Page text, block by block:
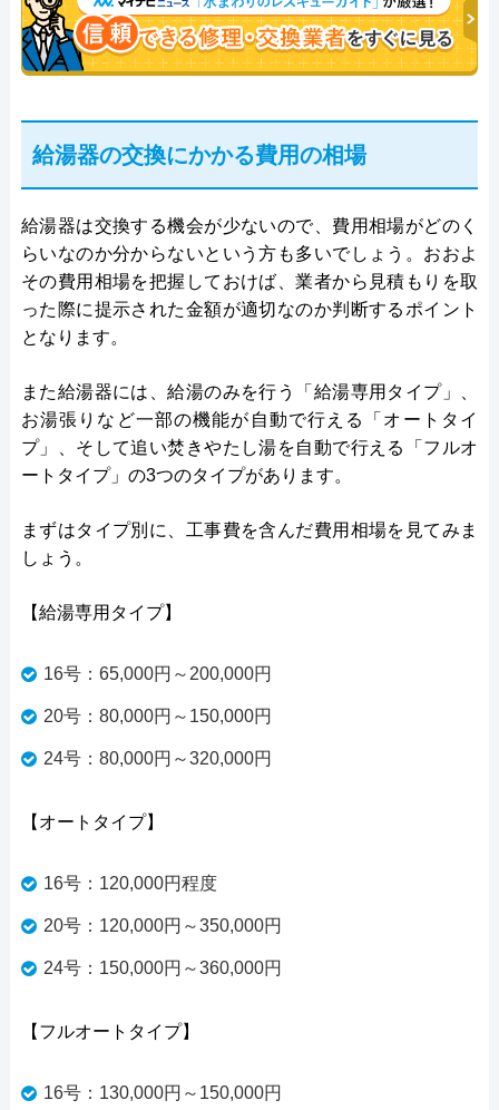
給湯器の交換にかかる費用の相場
給湯器は交換する機会が少ないので、費用相場がどのく
らいなのか分からないという方も多いでしょう。おおよ
その費用相場を把握しておけば、業者から見積もりを取
った際に提示された金額が適切なのか判断するポイント
となります。
また給湯器には、給湯のみを行う「給湯専用タイプ」、
お湯張りなど一部の機能が自動で行える「オートタイ
プ」、そして追い焚きやたし湯を自動で行える「フルオ
ートタイプ」の3つのタイプがあります。
まずはタイプ別に、工事費を含んだ費用相場を見てみま
しょう。
【給湯専用タイプ】
16号：65,000円～200,000円
20号：80,000円～150,000円
24号：80,000円～320,000円
【オートタイプ】
16号：120,000円程度
20号：120,000円～350,000円
24号：150,000円～360,000円
【フルオートタイプ】
16号：130,000円～150,000円